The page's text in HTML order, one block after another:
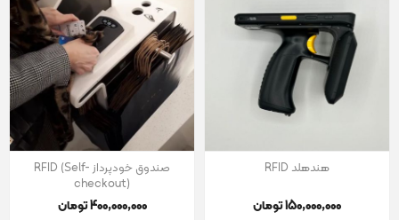
هندهلد RFID
150٬000٬000 تومان
صندوق خودپرداز RFID (Self-
checkout)
400٬000٬000 تومان